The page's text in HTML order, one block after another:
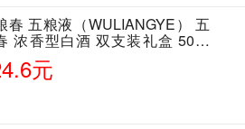
春 五粮液（WULIANGYE） 五
浓香型白酒 双支装礼盒 50度
瓶 含酒具
元